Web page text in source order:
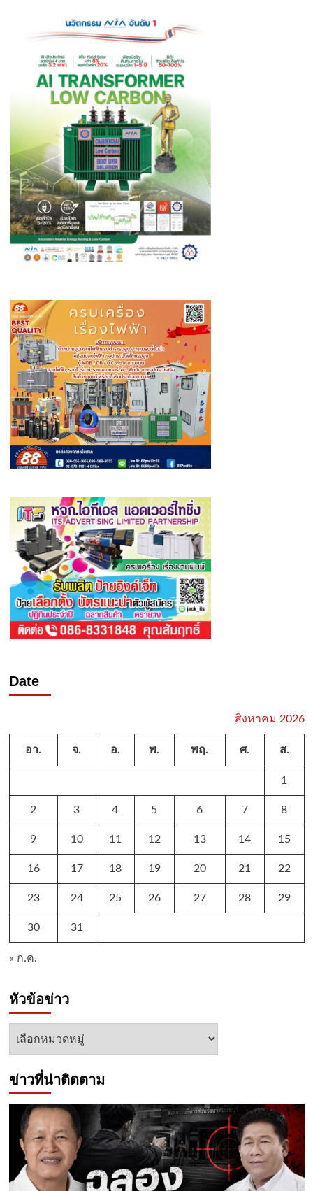
Date
สิงหาคม 2026
อา. จ. อ. พ. พฤ. ศ. ส.
1
2 3 4 5 6 7 8
9 10 11 12 13 14 15
16 17 18 19 20 21 22
23 24 25 26 27 28 29
30 31
« ก.ค.
หัวข้อข่าว
หัวข้อ
ข่าวที่น่าติดตาม